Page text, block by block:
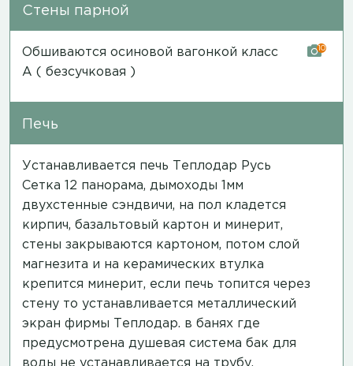
Стены парной
Обшиваются осиновой вагонкой класс
А ( безсучковая )
10
Печь
Устанавливается печь Теплодар Русь
Сетка 12 панорама, дымоходы 1мм
двухстенные сэндвичи, на пол кладется
кирпич, базальтовый картон и минерит,
стены закрываются картоном, потом слой
магнезита и на керамических втулка
крепится минерит, если печь топится через
стену то устанавливается металлический
экран фирмы Теплодар. в банях где
предусмотрена душевая система бак для
воды не устанавливается на трубу.